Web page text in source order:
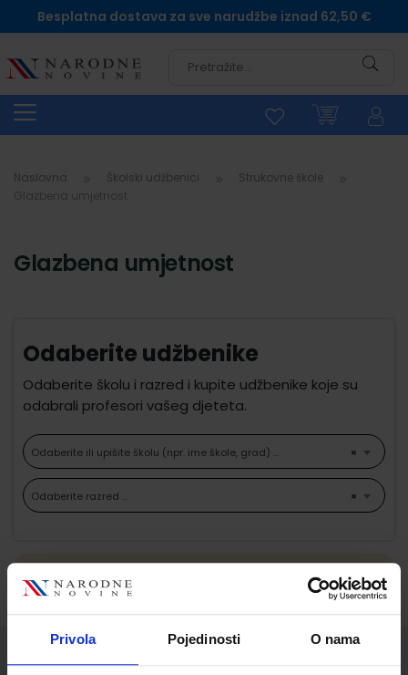
Privola Pojedinosti O nama
Besplatna dostava za sve narudžbe iznad 62,50 €
Naslovna Školski udžbenici
Strukovne škole
Glazbena umjetnost
Odaberite udžbenike
Odaberite školu i razred i kupite udžbenike koje su
odabrali profesori vašeg djeteta.
×
Odaberite ili upišite školu (npr. ime škole, grad) ...
×
Odaberite razred ...
odgovaraju Vašem odabiru.
Služba za korisnike